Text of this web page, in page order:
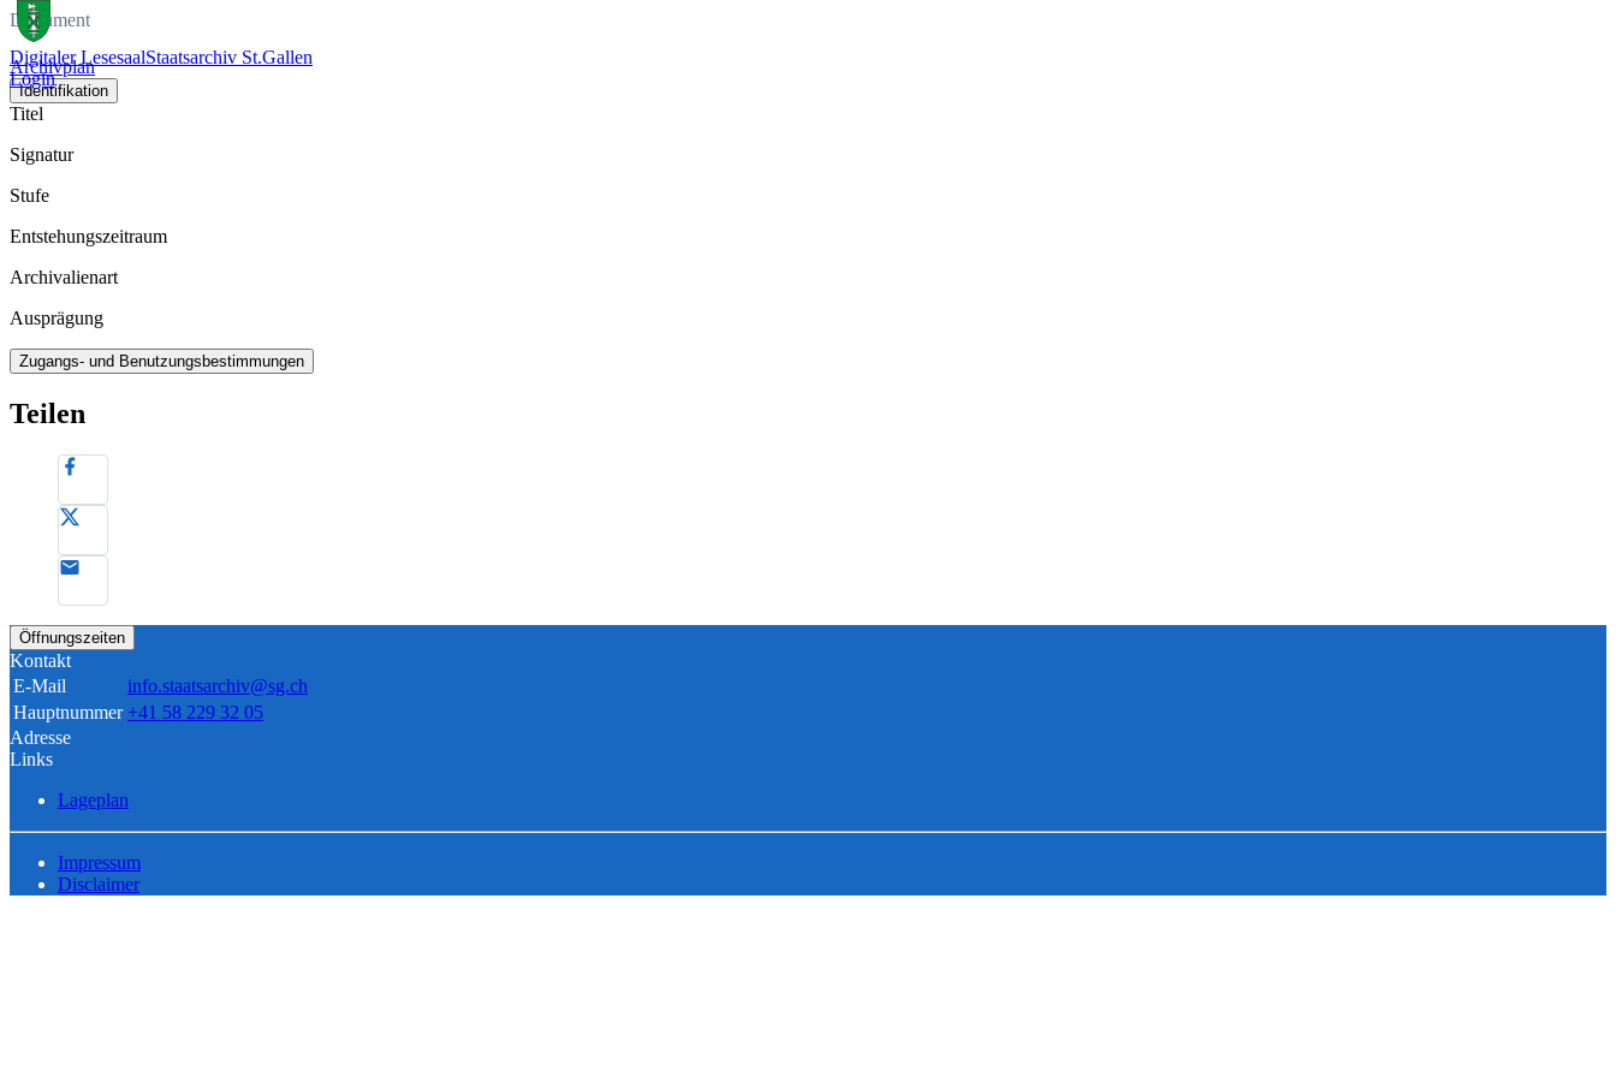
Digitaler LesesaalStaatsarchiv St.Gallen
Login
Dokument
Archivplan
Identifikation
Titel
Signatur
Stufe
Entstehungszeitraum
Archivalienart
Ausprägung
Zugangs- und Benutzungsbestimmungen
Teilen
Öffnungszeiten
Kontakt
E-Mail
info.staatsarchiv@sg.ch
Hauptnummer +41 58 229 32 05
Adresse
Links
Lageplan
Impressum
Disclaimer